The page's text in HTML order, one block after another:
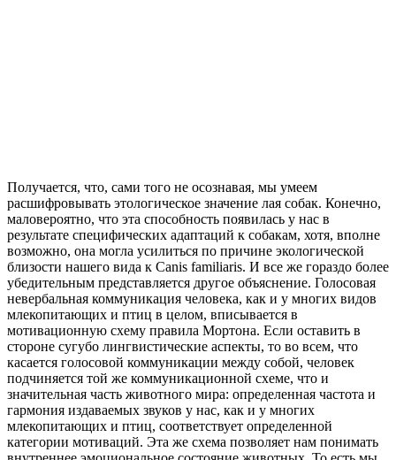
Получается, что, сами того не осознавая, мы умеем
расшифровывать этологическое значение лая собак. Конечно,
маловероятно, что эта способность появилась у нас в
результате специфических адаптаций к собакам, хотя, вполне
возможно, она могла усилиться по причине экологической
близости нашего вида к Canis familiaris. И все же гораздо более
убедительным представляется другое объяснение. Голосовая
невербальная коммуникация человека, как и у многих видов
млекопитающих и птиц в целом, вписывается в
мотивационную схему правила Мортона. Если оставить в
стороне сугубо лингвистические аспекты, то во всем, что
касается голосовой коммуникации между собой, человек
подчиняется той же коммуникационной схеме, что и
значительная часть животного мира: определенная частота и
гармония издаваемых звуков у нас, как и у многих
млекопитающих и птиц, соответствует определенной
категории мотиваций. Эта же схема позволяет нам понимать